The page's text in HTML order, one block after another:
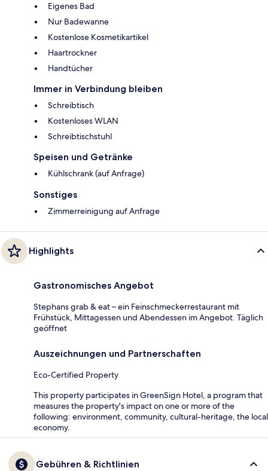
Eigenes Bad
Nur Badewanne
Kostenlose Kosmetikartikel
Haartrockner
Handtücher
Immer in Verbindung bleiben
Schreibtisch
Kostenloses WLAN
Schreibtischstuhl
Speisen und Getränke
Kühlschrank (auf Anfrage)
Sonstiges
Zimmerreinigung auf Anfrage
Highlights
Gastronomisches Angebot
Stephans grab & eat – ein Feinschmeckerrestaurant mit
Frühstück, Mittagessen und Abendessen im Angebot. Täglich
geöffnet
Auszeichnungen und Partnerschaften
Eco-Certified Property
This property participates in GreenSign Hotel, a program that
measures the property's impact on one or more of the
following: environment, community, cultural-heritage, the local
economy.
Gebühren & Richtlinien